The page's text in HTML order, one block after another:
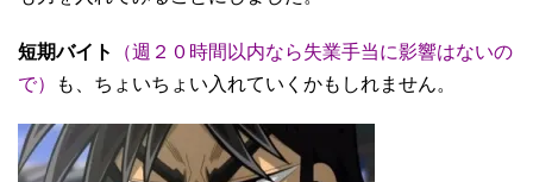
短期バイト
（週２０時間以内なら失業手当に影響はないの
で）
も、ちょいちょい入れていくかもしれません。